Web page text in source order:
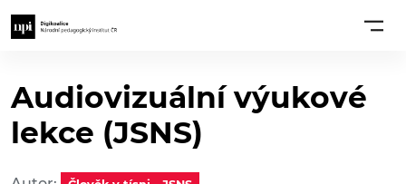
Audiovizuální výukové
lekce (JSNS)